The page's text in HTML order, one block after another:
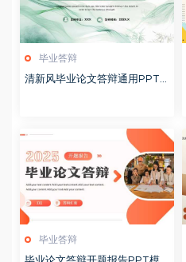
毕业答辩
清新风毕业论文答辩通用PPT
毕业答辩